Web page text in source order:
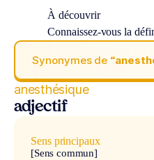
À découvrir
Connaissez-vous la
Synonymes de
anesthésique
adjectif
Sens principaux
[Sens commun]